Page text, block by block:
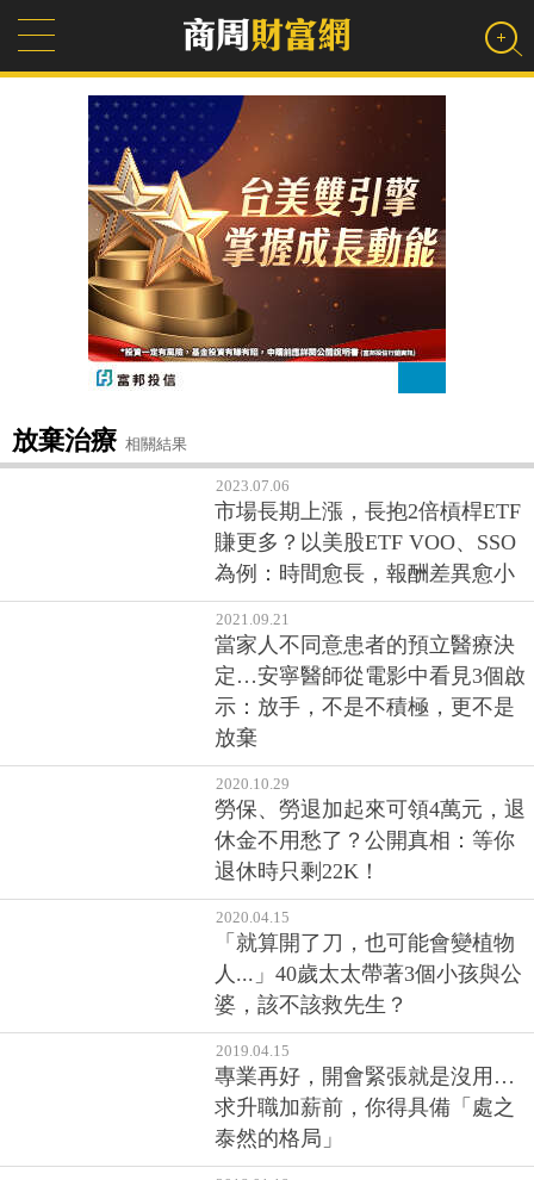
放棄治療 相關結果
2023.07.06
市場長期上漲，長抱2倍槓桿ETF
賺更多？以美股ETF VOO、SSO
為例：時間愈長，報酬差異愈小
2021.09.21
當家人不同意患者的預立醫療決
定…安寧醫師從電影中看見3個啟
示：放手，不是不積極，更不是
放棄
2020.10.29
勞保、勞退加起來可領4萬元，退
休金不用愁了？公開真相：等你
退休時只剩22K！
2020.04.15
「就算開了刀，也可能會變植物
人...」40歲太太帶著3個小孩與公
婆，該不該救先生？
2019.04.15
專業再好，開會緊張就是沒用…
求升職加薪前，你得具備「處之
泰然的格局」